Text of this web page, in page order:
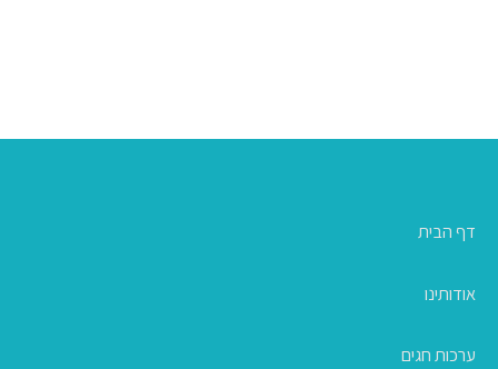
דף הבית
אודותינו
ערכות חגים